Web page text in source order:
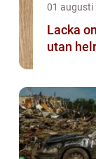
01 augusti
Lacka
utan